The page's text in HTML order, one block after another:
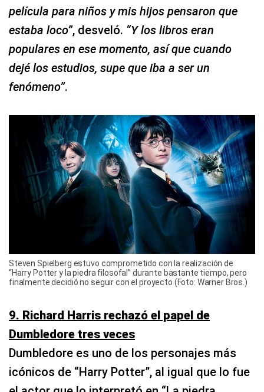
película para niños y mis hijos pensaron que
estaba loco”, desveló. “Y los libros eran
populares en ese momento, así que cuando
dejé los estudios, supe que iba a ser un
fenómeno”.
Steven Spielberg estuvo comprometido con la realización de
“Harry Potter y la piedra filosofal” durante bastante tiempo, pero
finalmente decidió no seguir con el proyecto (Foto: Warner Bros.)
9. Richard Harris rechazó el papel de
Dumbledore tres veces
Dumbledore es uno de los personajes más
icónicos de “Harry Potter”, al igual que lo fue